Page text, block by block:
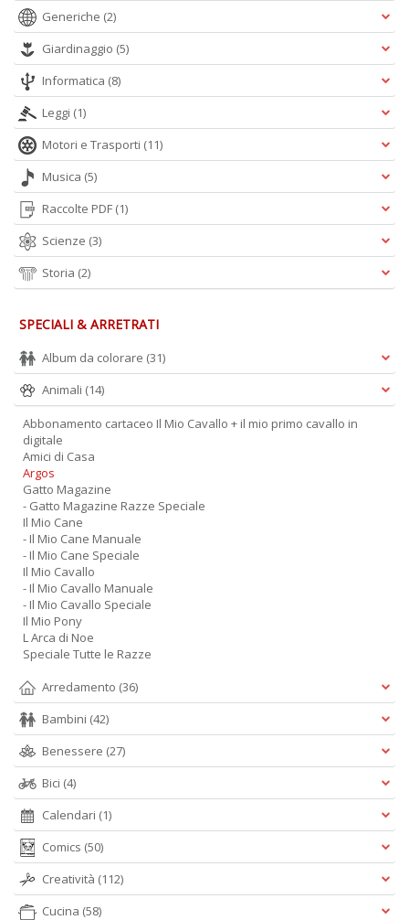
Generiche (2)
Giardinaggio (5)
Informatica (8)
Leggi (1)
Motori e Trasporti (11)
Musica (5)
Raccolte PDF (1)
Scienze (3)
Storia (2)
SPECIALI & ARRETRATI
Album da colorare (31)
Animali (14)
Abbonamento cartaceo Il Mio Cavallo + il mio primo cavallo in
digitale
Amici di Casa
Argos
Gatto Magazine
- Gatto Magazine Razze Speciale
Il Mio Cane
- Il Mio Cane Manuale
- Il Mio Cane Speciale
Il Mio Cavallo
- Il Mio Cavallo Manuale
- Il Mio Cavallo Speciale
Il Mio Pony
L Arca di Noe
Speciale Tutte le Razze
Arredamento (36)
Bambini (42)
Benessere (27)
Bici (4)
Calendari (1)
Comics (50)
Creatività (112)
Cucina (58)